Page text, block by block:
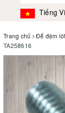
navigation
Tiếng
Trang chủ Đế đệm
TA258616